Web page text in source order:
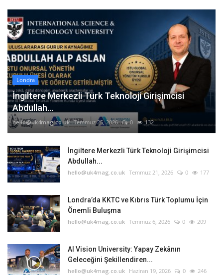
Londra
İngiltere Merkezli Türk Teknoloji Girişimcisi
Abdullah...
hello@uk4mag.co.uk Temmuz 25, 2026 0 132
İngiltere Merkezli Türk Teknoloji Girişimcisi
Abdullah...
hello@uk4mag.co.uk Temmuz 21, 2026 0 177
Londra’da KKTC ve Kıbrıs Türk Toplumu İçin
Önemli Buluşma
hello@uk4mag.co.uk Temmuz 6, 2026 0 209
AI Vision University: Yapay Zekânın
Geleceğini Şekillendiren...
hello@uk4mag.co.uk Haziran 19, 2026 0 246